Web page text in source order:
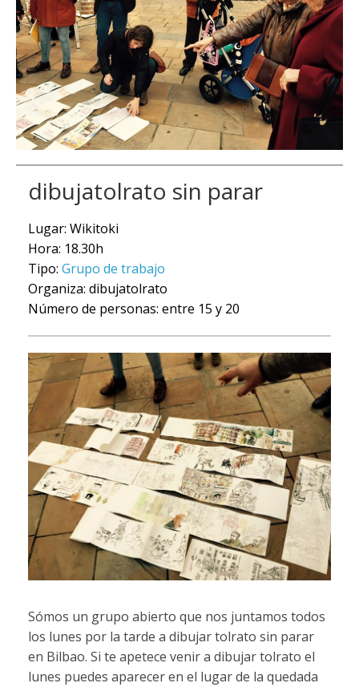
dibujatolrato sin parar
Lugar: Wikitoki
Hora: 18.30h
Tipo: Grupo de trabajo
Organiza: dibujatolrato
Número de personas: entre 15 y 20
Sómos un grupo abierto que nos juntamos todos
los lunes por la tarde a dibujar tolrato sin parar
en Bilbao. Si te apetece venir a dibujar tolrato el
lunes puedes aparecer en el lugar de la quedada